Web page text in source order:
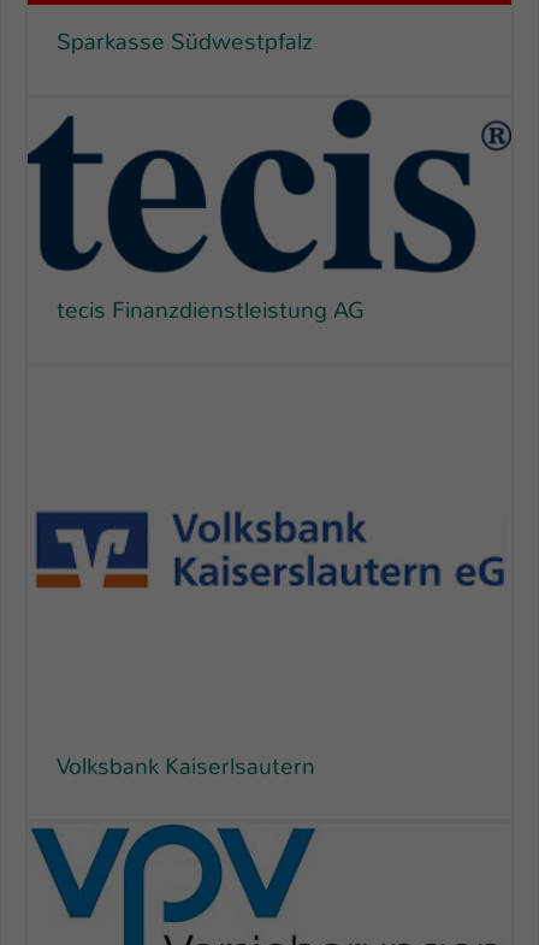
Sparkasse Südwestpfalz
tecis Finanzdienstleistung AG
Volksbank Kaiserlsautern